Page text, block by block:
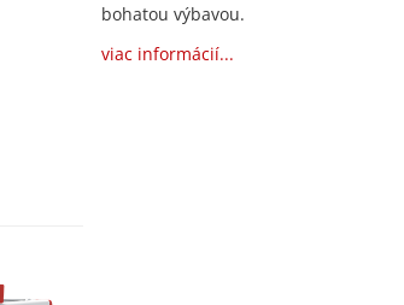
bohatou výbavou.
viac informácií...